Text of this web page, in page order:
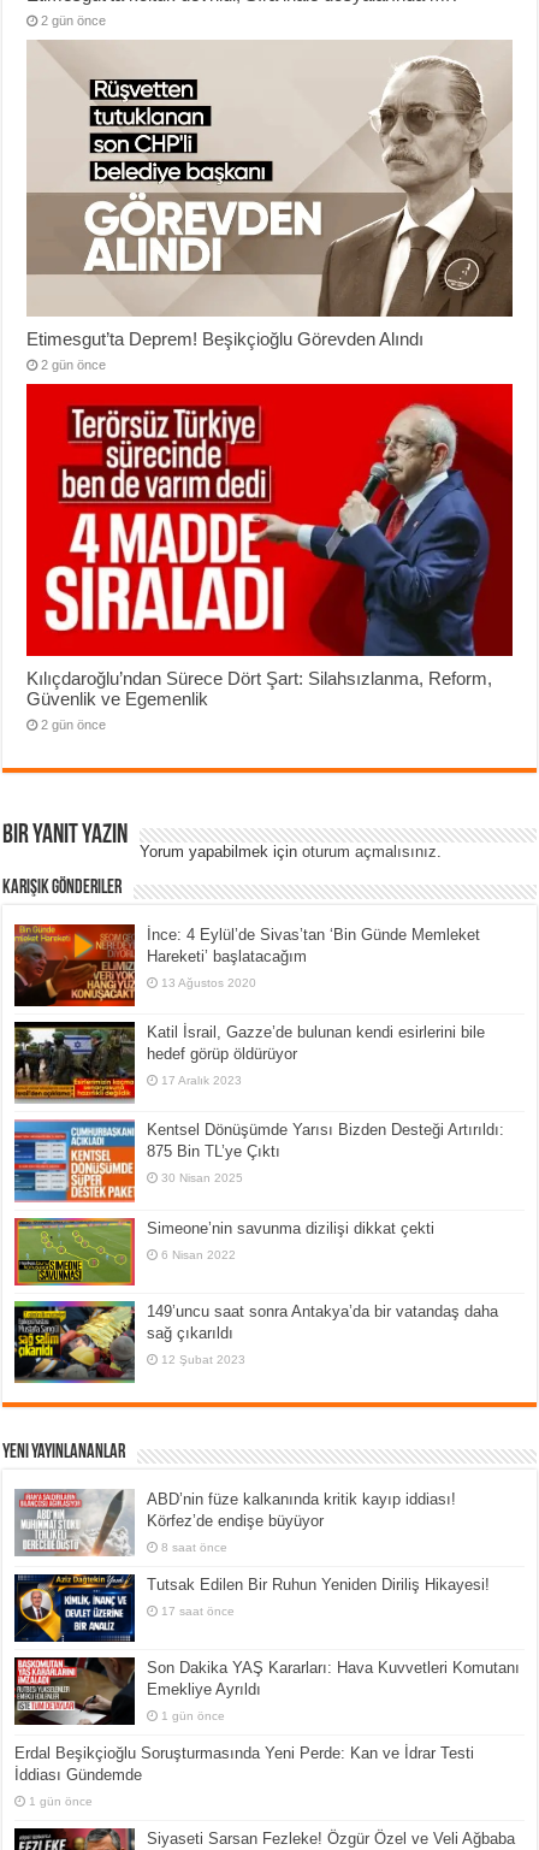
2 gün önce
Etimesgut’ta Deprem! Beşikçioğlu Görevden Alındı
2 gün önce
Kılıçdaroğlu’ndan Sürece Dört Şart: Silahsızlanma, Reform,
Güvenlik ve Egemenlik
2 gün önce
Bir yanıt yazın
Yorum yapabilmek içinoturum açmalısınız
Karışık Gönderiler
İnce: 4 Eylül’de Sivas’tan ‘Bin Günde Memleket
Hareketi’ başlatacağım
13 Ağustos 2020
Katil İsrail, Gazze’de bulunan kendi esirlerini bile
hedef görüp öldürüyor
17 Aralık 2023
Kentsel Dönüşümde Yarısı Bizden Desteği Artırıldı:
875 Bin TL’ye Çıktı
30 Nisan 2025
Simeone’nin savunma dizilişi dikkat çekti
6 Nisan 2022
149’uncu saat sonra Antakya’da bir vatandaş daha
sağ çıkarıldı
12 Şubat 2023
Yeni Yayınlananlar
ABD’nin füze kalkanında kritik kayıp iddiası!
Körfez’de endişe büyüyor
8 saat önce
Tutsak Edilen Bir Ruhun Yeniden Diriliş Hikayesi!
17 saat önce
Son Dakika YAŞ Kararları: Hava Kuvvetleri Komutanı
Emekliye Ayrıldı
1 gün önce
Erdal Beşikçioğlu Soruşturmasında Yeni Perde: Kan ve İdrar Testi
İddiası Gündemde
1 gün önce
Siyaseti Sarsan Fezleke! Özgür Özel ve Veli Ağbaba